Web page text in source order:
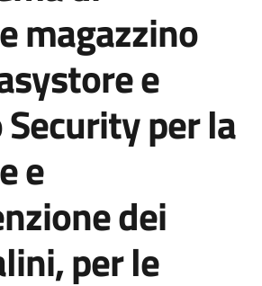
magazzino
e
per la
e
dei
per le